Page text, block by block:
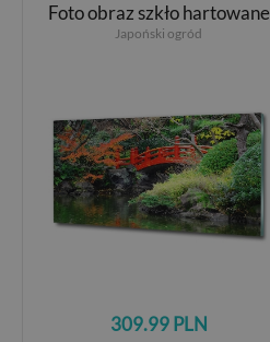
Foto obraz szkło hartowane
Japoński ogród
309.99 PLN